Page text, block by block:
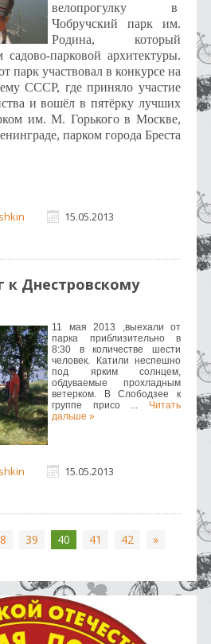
велопрогулку в
Чобручский парк им.
Родина, который
садово-парковой архитектуры.
парк участвовал в конкурсе на
СССР, где приняло участие
и вошёл в пятёрку лучших
им. М. Горького в Москве,
парком города Бреста
15.05.2013
к Днестровскому
11 мая 2013 ,выехали от
парка приблизительно в
8:30 в количестве шести
человек. Катили неспешно
под ярким солнцем,
обдуваемые прохладным
ветерком. В Слободзее к
группе присо ... Читать
дальше »
15.05.2013
39 40 41 42 »